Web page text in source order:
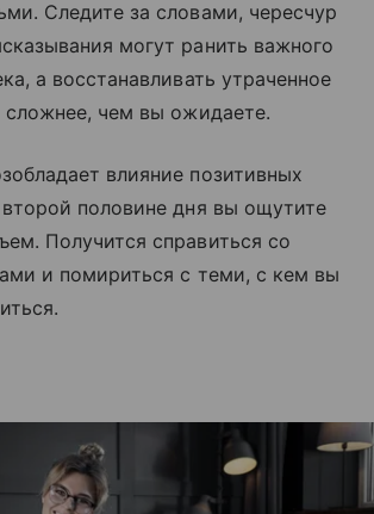
Следите за словами, чересчур
могут ранить важного
а восстанавливать утраченное
сложнее, чем вы ожидаете.
влияние позитивных
половине дня вы ощутите
Получится справиться со
и помириться с теми, с кем вы